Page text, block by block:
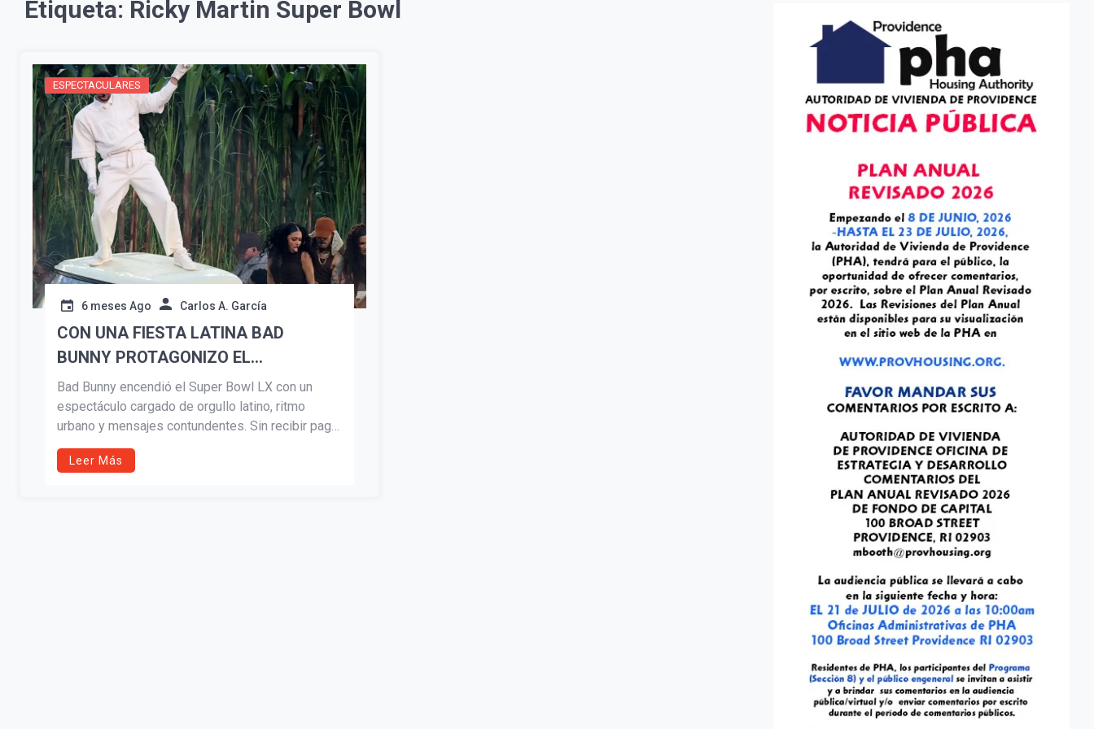
Etiqueta: Ricky Martin Super Bowl
ESPECTACULARES
6 meses Ago Carlos A. García
CON UNA FIESTA LATINA BAD
BUNNY PROTAGONIZO EL
ESPECTÁCULO DE MEDIO TIEMPO
DEL SUPER BOWL LX
Bad Bunny encendió el Super Bowl LX con un
espectáculo cargado de orgullo latino, ritmo
urbano y mensajes contundentes. Sin recibir pago
directo por el medio tiempo, su presentación
podría impulsar sus ingresos semanales a $1.7
Leer Más